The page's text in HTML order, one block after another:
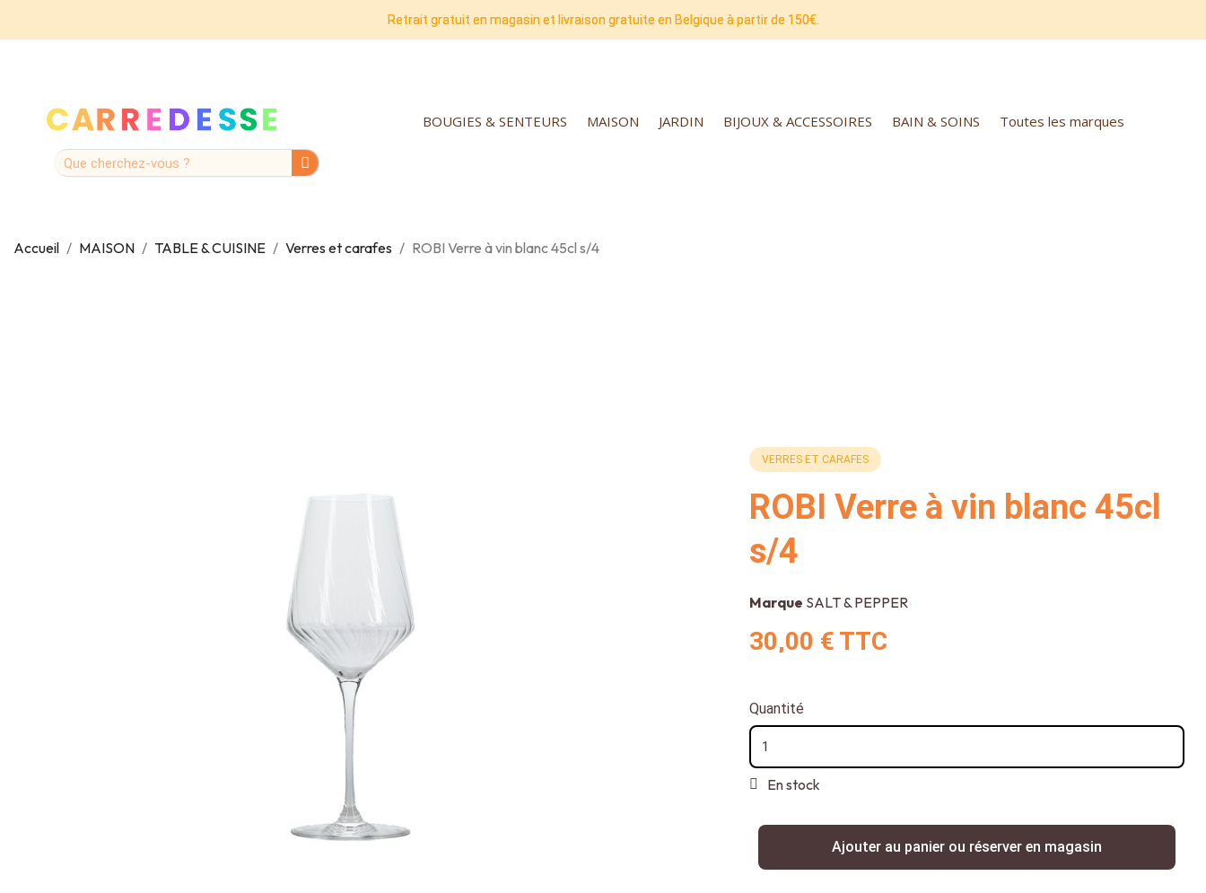
Retrait gratuit en magasin et livraison gratuite en Belgique à partir de 150€.
BOUGIES & SENTEURS MAISON JARDIN BIJOUX & ACCESSOIRES BAIN & SOINS Toutes les marques
Accueil MAISON TABLE & CUISINE Verres et carafes ROBI Verre à vin blanc 45cl s/4
VERRES ET CARAFES
ROBI Verre à vin blanc 45cl
s/4
Marque SALT & PEPPER
30,00 € TTC
Quantité
En stock
Ajouter au panier ou réserver en magasin